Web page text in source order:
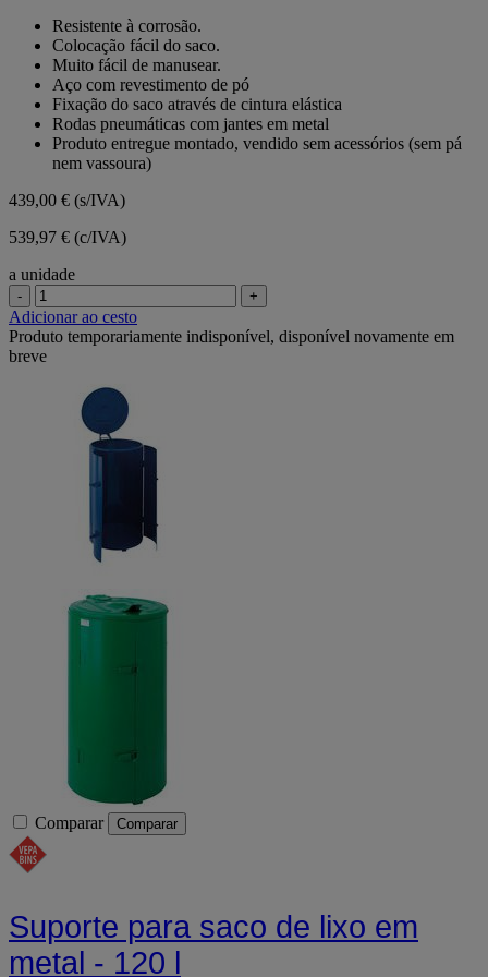
estrelas.
Resistente à corrosão.
Colocação fácil do saco.
Muito fácil de manusear.
Aço com revestimento de pó
Fixação do saco através de cintura elástica
Rodas pneumáticas com jantes em metal
Produto entregue montado, vendido sem acessórios (sem pá
nem vassoura)
439,00 € (s/IVA)
539,97 € (c/IVA)
a unidade
- +
Adicionar ao cesto
Produto temporariamente indisponível, disponível novamente em
breve
Comparar Comparar
Suporte para saco de lixo em
metal - 120 l